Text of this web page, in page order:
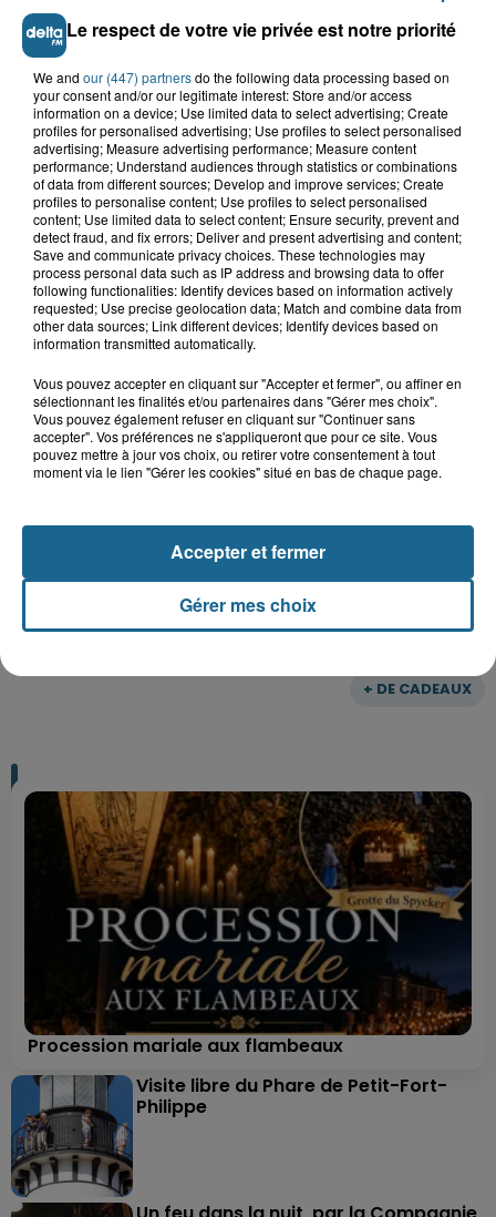
+ DE CADEAUX
Grand jeu de l'été : les cabines de plages
Gagnez vos entrées pour Dennlys
Parc
Gagnez vos entrées pour le parc
Bagatelle
Gagnez vos entrées pour Plopsaland
Procession mariale aux flambeaux
Visite libre du Phare de Petit-Fort-
Philippe
Le respect de votre vie privée est notre priorité
We and our (447) partnersdo the following data processing based on
your consent and/or our legitimate interest: Store and/or access
information on a device; Use limited data to select advertising; Create
profiles for personalised advertising; Use profiles to select personalised
advertising; Measure advertising performance; Measure content
performance; Understand audiences through statistics or combinations
of data from different sources; Develop and improve services; Create
profiles to personalise content; Use profiles to select personalised
content; Use limited data to select content; Ensure security, prevent and
detect fraud, and fix errors; Deliver and present advertising and content;
Save and communicate privacy choices. These technologies may
process personal data such as IP address and browsing data to offer
following functionalities: Identify devices based on information actively
requested; Use precise geolocation data; Match and combine data from
other data sources; Link different devices; Identify devices based on
information transmitted automatically.
Vous pouvez accepter en cliquant sur "Accepter et fermer", ou affiner en
sélectionnant les finalités et/ou partenaires dans "Gérer mes choix".
Vous pouvez également refuser en cliquant sur "Continuer sans
accepter". Vos préférences ne s'appliqueront que pour ce site. Vous
pouvez mettre à jour vos choix, ou retirer votre consentement à tout
moment via le lien "Gérer les cookies" situé en bas de chaque page.
Gérer mes choix
Accepter et fermer